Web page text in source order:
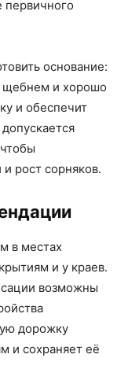
первичного
основание:
щебнем и хорошо
и обеспечит
рост сорняков.
в местах
и у краев.
возможны
дорожку
и сохраняет её